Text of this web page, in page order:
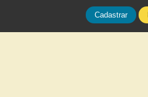
Cadastrar